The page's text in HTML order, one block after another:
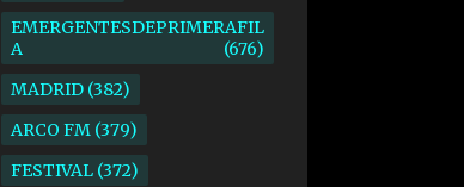
EMERGENTESDEPRIMERAFIL
A
676
MADRID 382
ARCO FM 379
FESTIVAL 372